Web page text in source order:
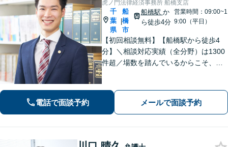
虎ノ門法律経済事務所 船橋支店
千
葉
県
|
船
橋
市
船橋駅 か
ら徒歩4分
営業時間：09:00~1
9:00（平日）
【初回相談無料】【船橋駅から徒歩4
分】＼相談対応実績（全分野）は1300
件超／場数を踏んでいるからこそ、相
ます。離婚問題・刑事事件・相続遺言
などでお悩みの方はお気軽にご相談く
電話で面談予約 メールで面談予約